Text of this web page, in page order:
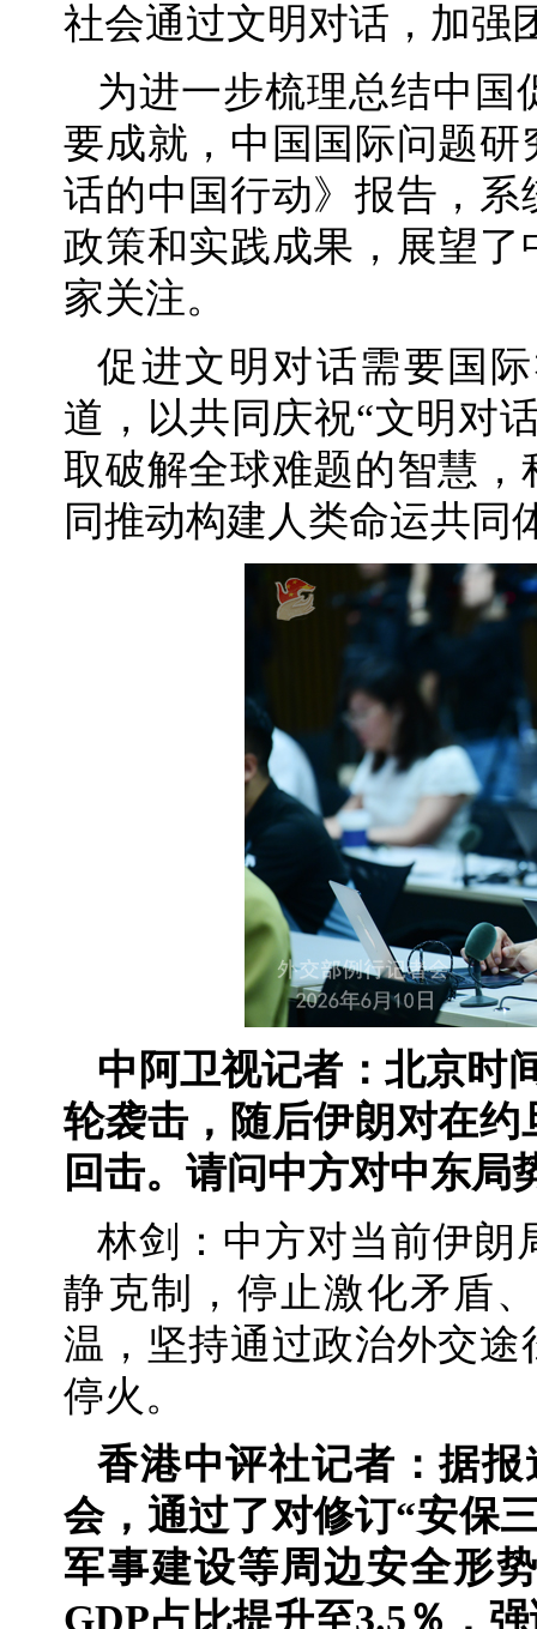
社会通过文明对话，加强
为进一步梳理总结中国
要成就，中国国际问题
话的中国行动》报告，
政策和实践成果，展望
家关注。
促进文明对话需要国
道，以共同庆祝“文明对
取破解全球难题的智慧
同推动构建人类命运共同
中阿卫视记者：北京时
轮袭击，随后伊朗对在
回击。请问中方对中东局
林剑：中方对当前伊朗
静克制，停止激化矛盾
温，坚持通过政治外交
停火。
香港中评社记者：据
会，通过了对修订“安保
军事建设等周边安全形
GDP占比提升至3.5％，